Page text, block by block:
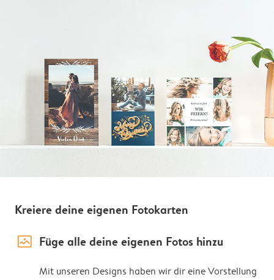
Kreiere deine eigenen Fotokarten
image_placeholder Füge alle deine eigenen Fotos hinzu
Mit unseren Designs haben wir dir eine Vorstellung